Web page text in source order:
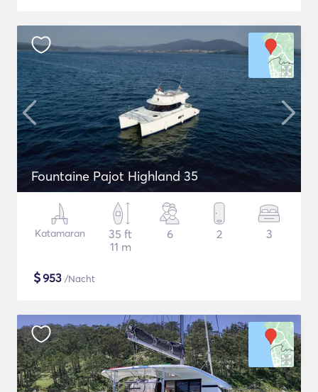
Fountaine Pajot Highland 35
Katamaran
35 ft
11 m
6 2 3
$953 /Nacht